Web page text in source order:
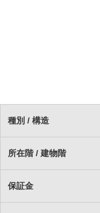
種別 / 構造
所在階 / 建物階
保証金